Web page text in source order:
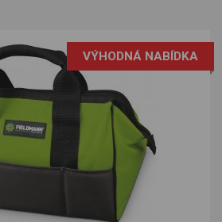
VÝHODNÁ NABÍDKA